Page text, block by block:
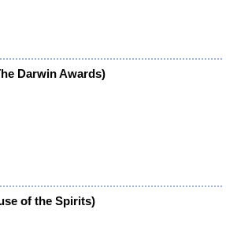
Darwin Awards)
of the Spirits)